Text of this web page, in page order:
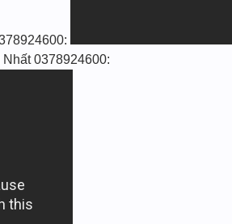
0378924600: